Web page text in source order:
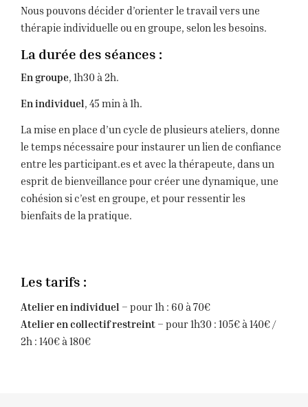
Nous pouvons décider d’orienter le travail vers une
thérapie individuelle ou en groupe, selon les besoins.
La durée des séances :
En groupe , 1h30 à 2h.
En individuel , 45 min à 1h.
La mise en place d’un cycle de plusieurs ateliers, donne
le temps nécessaire pour instaurer un lien de confiance
entre les participant.es et avec la thérapeute, dans un
esprit de bienveillance pour créer une dynamique, une
cohésion si c’est en groupe, et pour ressentir les
bienfaits de la pratique.
Les tarifs :
Atelier en individuel – pour 1h : 60 à 70€
Atelier en collectif restreint – pour 1h30 : 105€ à 140€ /
2h : 140€ à 180€